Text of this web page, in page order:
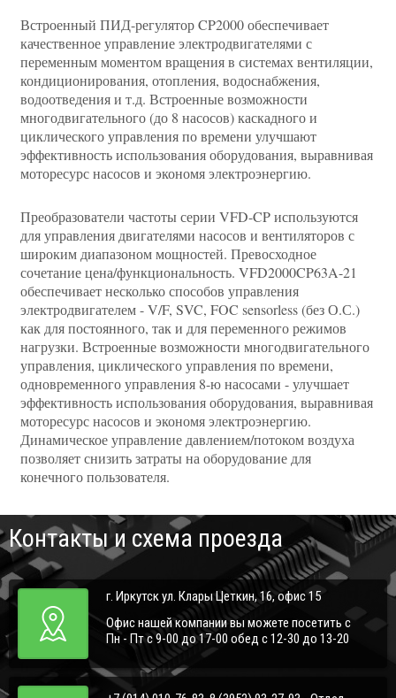
Встроенный ПИД-регулятор CP2000 обеспечивает
качественное управление электродвигателями с
переменным моментом вращения в системах вентиляции,
кондиционирования, отопления, водоснабжения,
водоотведения и т.д. Встроенные возможности
многодвигательного (до 8 насосов) каскадного и
циклического управления по времени улучшают
эффективность использования оборудования, выравнивая
моторесурс насосов и экономя электроэнергию.
Преобразователи частоты серии VFD-CP используются
для управления двигателями насосов и вентиляторов с
широким диапазоном мощностей. Превосходное
сочетание цена/функциональность. VFD2000CP63A-21
обеспечивает несколько способов управления
электродвигателем - V/F, SVC, FOC sensorless (без О.С.)
как для постоянного, так и для переменного режимов
нагрузки. Встроенные возможности многодвигательного
управления, циклического управления по времени,
одновременного управления 8-ю насосами - улучшает
эффективность использования оборудования, выравнивая
моторесурс насосов и экономя электроэнергию.
Динамическое управление давлением/потоком воздуха
позволяет снизить затраты на оборудование для
конечного пользователя.
Контакты и схема проезда
г. Иркутск ул. Клары Цеткин, 16, офис 15
Офис нашей компании вы можете посетить с
Пн - Пт с 9-00 до 17-00 обед с 12-30 до 13-20